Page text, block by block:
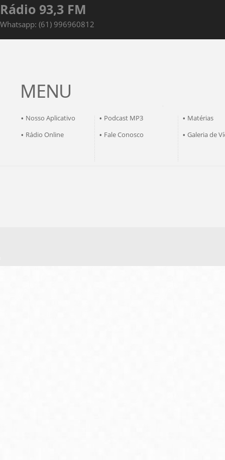
Rádio 93,3 FM
Whatsapp: (61) 996960812
MENU
• Nosso Aplicativo • Podcast MP3 • Matérias
• Rádio Online • Fale Conosco • Galeria de